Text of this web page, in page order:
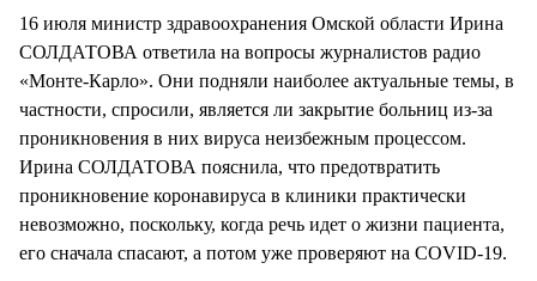
16 июля министр здравоохранения Омской области Ирина
СОЛДАТОВА ответила на вопросы журналистов радио
«Монте-Карло». Они подняли наиболее актуальные темы, в
частности, спросили, является ли закрытие больниц из-за
проникновения в них вируса неизбежным процессом.
Ирина СОЛДАТОВА пояснила, что предотвратить
проникновение коронавируса в клиники практически
невозможно, поскольку, когда речь идет о жизни пациента,
его сначала спасают, а потом уже проверяют на COVID-19.